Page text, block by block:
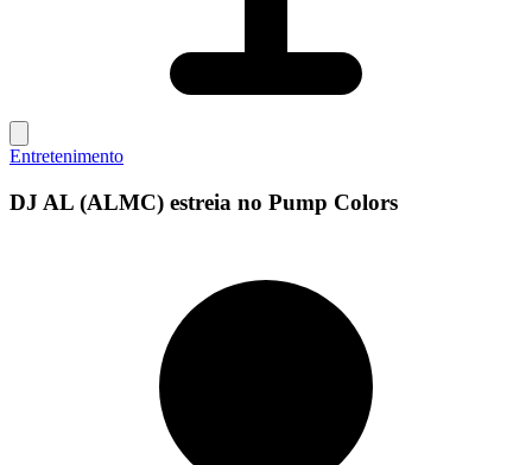
Entretenimento
DJ AL (ALMC) estreia no Pump Colors